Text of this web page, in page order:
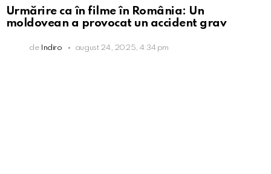
Urmărire ca în filme în România: Un
moldovean a provocat un accident grav
de Indiro august 24, 2025, 4:34 pm